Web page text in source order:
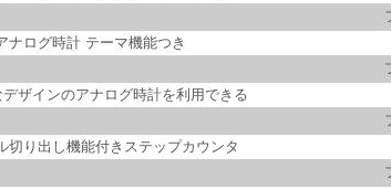
ナログ時計 テーマ機能つき
ザインのアナログ時計を利用できる
り出し機能付きステップカウンタ